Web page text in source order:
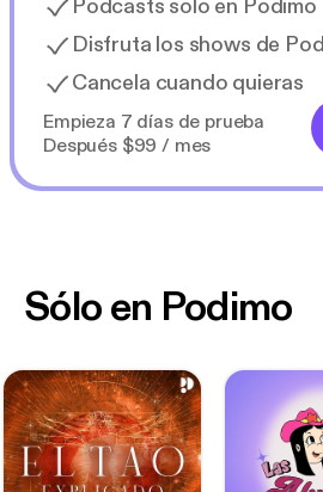
Podcasts solo en Podimo
Disfruta los shows de
Cancela cuando quieras
Empieza 7 días de prueba
Después $99 / mes
Sólo en Podimo